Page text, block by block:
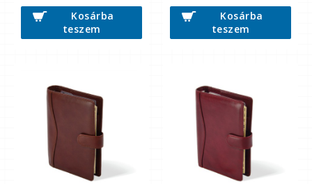
Kosárba
teszem
Kosárba
teszem